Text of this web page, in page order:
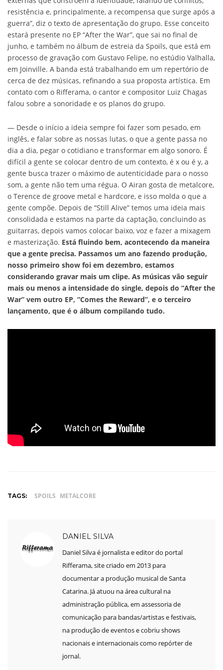
resistência e, principalmente, a recompensa que surge após a
guerra”, diz o texto de apresentação do grupo. Esse conceito
estará presente no EP “After the War”, que sai no final de
junho, e também no álbum de estreia da Spoils, que está em
processo de gravação com Gustavo Felipe, no estúdio Valhalla,
em Joinville. A banda está trabalhando em um repertório de
cerca de dez músicas, refinando a sua proposta artística. Em
contato com o Rifferama, o cantor e compositor Luiz Chagas
falou sobre a sonoridade e os planos do grupo.
— Desde o início a ideia sempre foi fazer som pesado, em
inglês, e falar sobre as nossas lutas, o que a gente passa no
dia a dia, pegar o cotidiano e transformar em algo sonoro. É
difícil a gente se colocar dentro de um contexto, é x ou é y, a
gente busca trazer o máximo de autenticidade para o nosso
som, a gente não tem uma régua. O Airan gosta de metalcore,
o Terence de groove metal e hardcore, e isso molda o que a
gente compõe. Depois de “Still Alive” temos uma ideia mais
consolidada e estamos na parte da captação, concluindo as
guitarras, depois vamos colocar baixo, voz e fazer a mixagem
e masterização. Está fluindo bem, acontecendo da maneira
que a gente precisa. Passamos um ano fazendo produção,
nosso primeiro show foi em dezembro, estamos
considerando gravar mais um clipe. As músicas vão seguir
mais ou menos a intensidade do single, depois do “After the
War” vem outro EP, “Comes the Reward”, e o terceiro
lançamento, que é o álbum compilando tudo.
TAGS: SPOILS METALCORE
DANIEL SILVA
Daniel Silva é jornalista e editor do portal
Rifferama, site criado em 2013 para
documentar a produção musical de Santa
Catarina. Já atuou na área cultural na
administração pública, em assessoria de
comunicação para bandas/artistas e festivais,
na produção de eventos e cobriu shows
nacionais e internacionais como repórter de
jornal.